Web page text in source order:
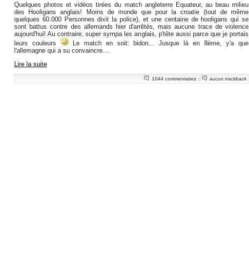
Quelques photos et vidéos tirées du match angleterre Equateur, au beau milieu
des Hooligans anglais! Moins de monde que pour la croatie (tout de même
quelques 60.000 Personnes dixit la police), et une centaine de hooligans qui se
sont battus contre des allemands hier d'arrêtés, mais aucune trace de violence
aujourd'hui! Au contraire, super sympa les anglais, p'tête aussi parce que je portais
leurs couleurs
Le match en soit: bidon... Jusque là en 8ème, y'a que
l'allemagne qui a su convaincre....
Lire la suite
1044 commentaires :: aucun trackback